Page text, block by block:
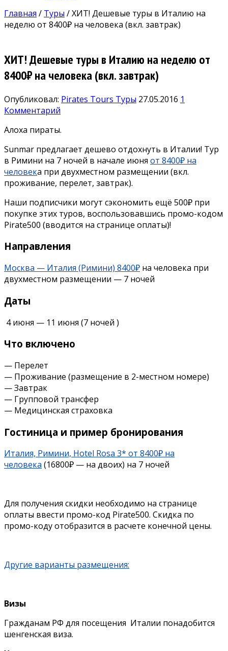
Главная / Туры /ХИТ! Дешевые туры в Италию на
неделю от 8400₽ на человека (вкл. завтрак)
ХИТ! Дешевые туры в Италию на неделю от
8400₽ на человека (вкл. завтрак)
Опубликовал: Pirates Tours Туры 27.05.2016 1
Комментарий
Алоха пираты.
Sunmar предлагает дешево отдохнуть в Италии! Тур
в Римини на 7 ночей в начале июня от 8400₽ на
человека при двухместном размещении (вкл.
проживание, перелет, завтрак).
Наши подписчики могут сэкономить ещё 500₽ при
покупке этих туров, воспользовавшись промо-кодом
Pirate500 (вводится на странице оплаты)!
Направления
Москва — Италия (Римини) 8400₽ на человека при
двухместном размещении — 7 ночей
Даты
4 июня — 11 июня (7 ночей )
Что включено
— Перелет
— Проживание (размещение в 2-местном номере)
— Завтрак
— Групповой трансфер
— Медицинская страховка
Гостиница и пример бронирования
Италия, Римини, Hotel Rosa 3* от 8400₽ на
человека (16800₽ — на двоих) на 7 ночей
Для получения скидки необходимо на странице
оплаты ввести промо-код Pirate500. Скидка по
промо-коду отобразится в расчете конечной цены.
Другие варианты размещения:
Визы
Гражданам РФ для посещения Италии понадобится
шенгенская виза.